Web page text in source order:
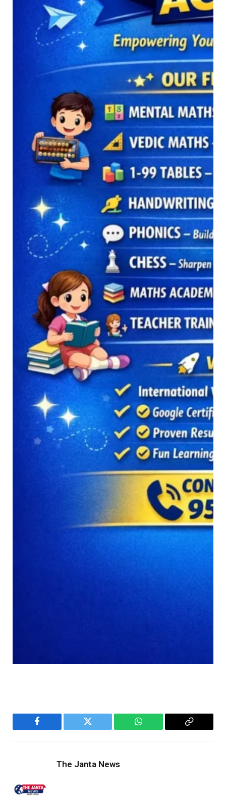
Facebook Twitter WhatsApp
Copy
The Janta News